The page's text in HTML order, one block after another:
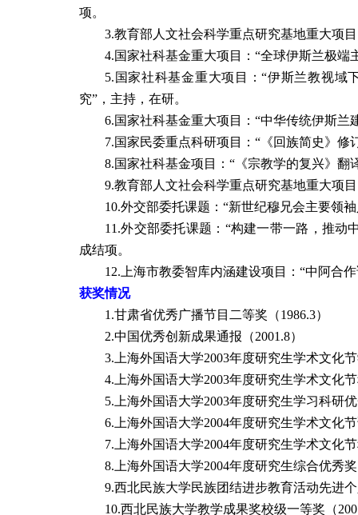
项。
3.教育部人文社会科学重点研究基地重大项
4.国家社科基金重大项目：“全球伊斯兰极端
5.国家社科基金重大项目：“伊斯兰教视域
究”，主持，在研。
6.国家社科基金重大项目：“中华传统伊斯
7.国家民委重点科研项目：“《回族简史》修
8.国家社科基金项目：“《宗教学的复兴》翻
9.教育部人文社会科学重点研究基地重大项
10.外交部委托课题：“新世纪穆兄会主要领
11.外交部委托课题：“构建一带一路，推
成结项。
12.上海市教委智库内涵建设项目：“中阿合
获奖情况
1.甘肃省优秀广播节目二等奖（1986.3）
2.中国优秀创新成果通报（2001.8）
3.上海外国语大学2003年度研究生学术文化
4.上海外国语大学2003年度研究生学术文化
5.上海外国语大学2003年度研究生学习科研
6.上海外国语大学2004年度研究生学术文化
7. 上海外国语大学2004年度研究生学术文化
8.上海外国语大学2004年度研究生综合优秀
9.西北民族大学民族团结进步教育活动先进
10.西北民族大学教学成果奖校级一等奖（